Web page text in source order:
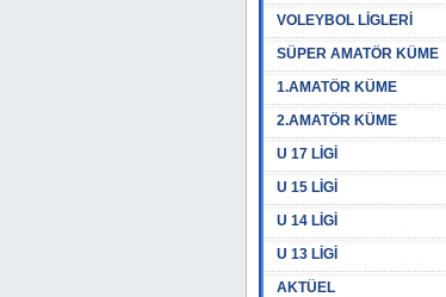
VOLEYBOL LİGLERİ
SÜPER AMATÖR KÜME
1.AMATÖR KÜME
2.AMATÖR KÜME
U 17 LİGİ
U 15 LİGİ
U 14 LİGİ
U 13 LİGİ
AKTÜEL